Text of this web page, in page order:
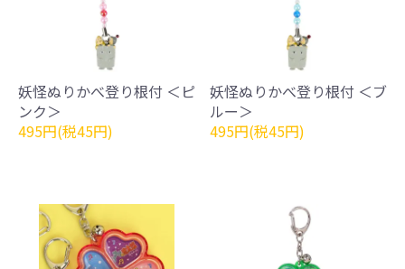
妖怪ぬりかべ登り根付 ＜ピ
ンク＞
495円(税45円)
妖怪ぬりかべ登り根付 ＜ブ
ルー＞
495円(税45円)